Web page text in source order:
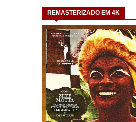
REMASTERIZADO EM 4K